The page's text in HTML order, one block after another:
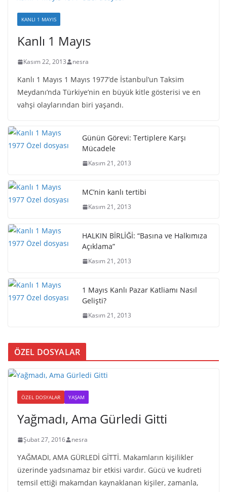
KANLI 1 MAYIS
Kanlı 1 Mayıs
Kasım 22, 2013 nesra
Kanlı 1 Mayıs 1 Mayıs 1977’de İstanbul’un Taksim
Meydanı’nda Türkiye’nin en büyük kitle gösterisi ve en
vahşi olaylarından biri yaşandı.
Günün Görevi: Tertiplere Karşı
Mücadele
Kasım 21, 2013
MC’nin kanlı tertibi
Kasım 21, 2013
HALKIN BİRLİĞİ: “Basına ve Halkımıza
Açıklama”
Kasım 21, 2013
1 Mayıs Kanlı Pazar Katliamı Nasıl
Gelişti?
Kasım 21, 2013
ÖZEL DOSYALAR
ÖZEL DOSYALAR YAŞAM
Yağmadı, Ama Gürledi Gitti
Şubat 27, 2016 nesra
YAĞMADI, AMA GÜRLEDİ GİTTİ. Makamların kişilikler
üzerinde yadsınamaz bir etkisi vardır. Gücü ve kudreti
temsil ettiği makamdan kaynaklanan kişiler, zamanla,